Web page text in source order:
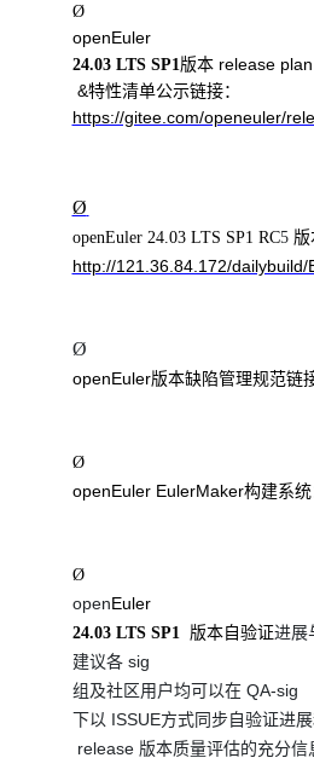
Ø
openEuler
24.03 LTS SP1 版本 release plan
&特性清单公示链接：
https://gitee.com/openeuler/
Ø
openEuler 24.03 LTS SP1 RC5
http://121.36.84.172/
Ø
openEuler版本缺陷管理规范链
Ø
openEuler EulerMaker构建系统
Ø
open Euler
24.03 LTS SP1 版本自验证进展
建议各
组及社区用户均可以在
下以 ISSUE方式同步自验证进
release 版本质量评估的充分信